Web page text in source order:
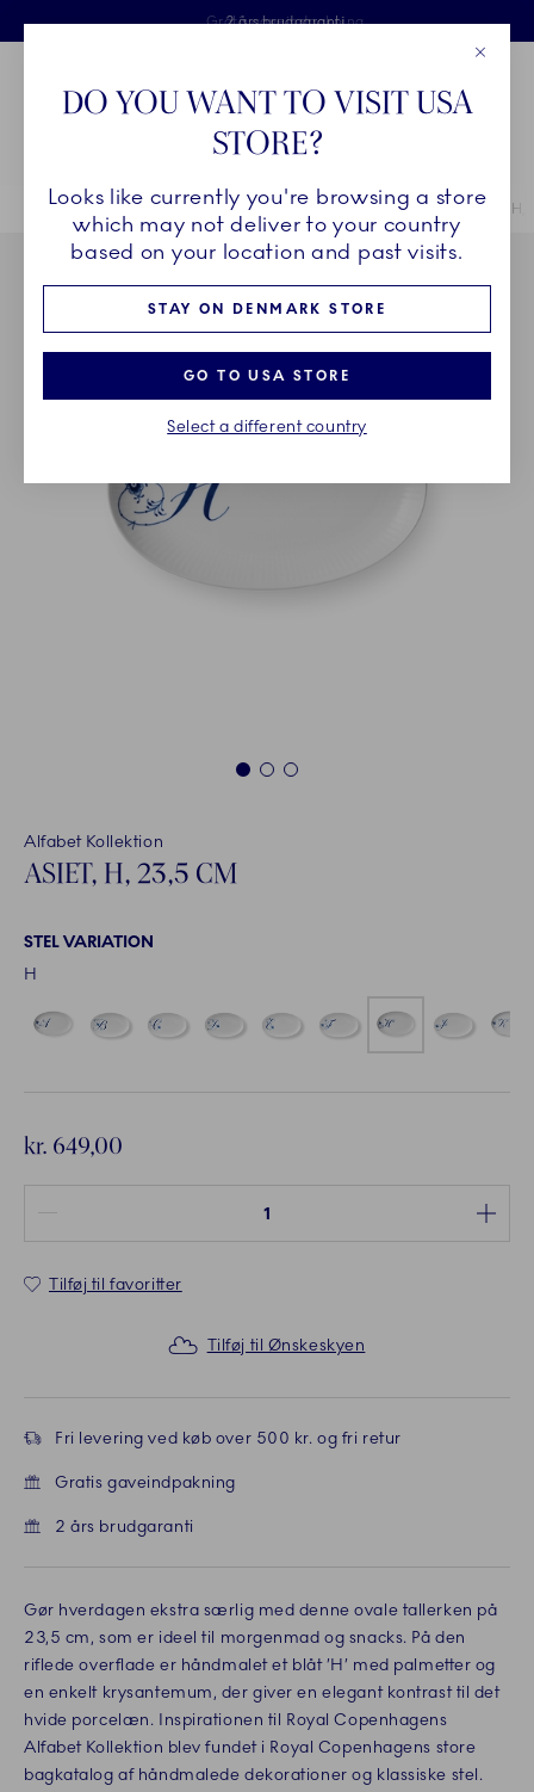
Skip Navigation
Fri levering ved køb over 500 kr. og fri retur
Gratis gaveindpakning
2 års brudgaranti
Royal Copenhagen
Breadcrumb Headlinesss
HjemSTEL Stel Alfabet Kollektion Alfabet Kollektion asiet, H,
1 2 3
Alfabet Kollektion
ASIET, H, 23,5 CM
STEL VARIATION
H
kr. 649,00
Tilføj til favoritter
Tilføj til Ønskeskyen
Fri levering ved køb over 500 kr. og fri retur
Gratis gaveindpakning
2 års brudgaranti
Gør hverdagen ekstra særlig med denne ovale tallerken på
23,5 cm, som er ideel til morgenmad og snacks. På den
riflede overflade er håndmalet et blåt ’H’ med palmetter og
en enkelt krysantemum, der giver en elegant kontrast til det
hvide porcelæn. Inspirationen til Royal Copenhagens
Alfabet Kollektion blev fundet i Royal Copenhagens store
bagkatalog af håndmalede dekorationer og klassiske stel.
DO YOU WANT TO VISIT USA
STORE?
Looks like currently you're browsing a store
which may not deliver to your country
based on your location and past visits.
STAY ON DENMARK STORE
GO TO USA STORE
Select a different country